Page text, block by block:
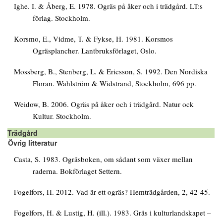
Ighe. I. & Åberg, E. 1978. Ogräs på åker och i trädgård. LT:s
förlag. Stockholm.
Korsmo, E., Vidme, T. & Fykse, H. 1981. Korsmos
Ogräsplancher. Lantbruksförlaget, Oslo.
Mossberg, B., Stenberg, L. & Ericsson, S. 1992. Den Nordiska
Floran. Wahlström & Widstrand, Stockholm, 696 pp.
Weidow, B. 2006. Ogräs på åker och i trädgård. Natur ock
Kultur. Stockholm.
Trädgård
Övrig litteratur
Casta, S. 1983. Ogräsboken, om sådant som växer mellan
raderna. Bokförlaget Settern.
Fogelfors, H. 2012. Vad är ett ogräs? Hemträdgården, 2, 42-45.
Fogelfors, H. & Lustig, H. (ill.). 1983. Gräs i kulturlandskapet –